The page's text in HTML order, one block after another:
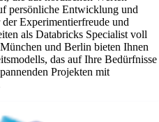
persönliche Entwicklung und
Experimentierfreude und
als Databricks Specialist voll
und Berlin bieten Ihnen
das auf Ihre Bedürfnisse
Projekten mit